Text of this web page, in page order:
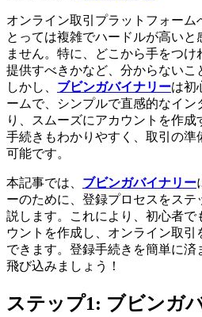
オンライン取引プラットフォーム
とっては複雑でハードルが高い
ません。特に、どこから手をつ
提供すべきかなど、分からないこ
しかし、 ブビンガバイナリーは初
ームで、シンプルで直感的なイ
り、スムーズにアカウントを作
手続きもわかりやすく、取引の
可能です。
本記事では、 ブビンガバイナリー
ーのために、登録プロセスをス
説します。これにより、初心者で
ウントを作成し、オンライン取
できます。登録手続きを簡単に済
飛び込みましょう！
ステップ1: ブビンガ